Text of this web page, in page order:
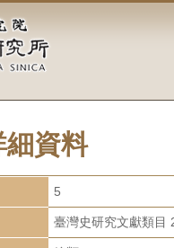
細資料
5
臺灣史研究文獻類目